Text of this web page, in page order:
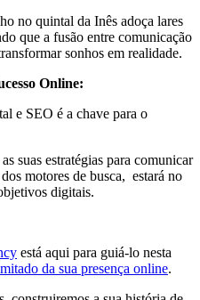
no quintal da Inês adoça lares
que a fusão entre comunicação
sonhos em realidade.
Online:
e SEO é a chave para o
suas estratégias para comunicar
motores de busca, estará no
digitais.
está aqui para guiá-lo nesta
da sua presença online.